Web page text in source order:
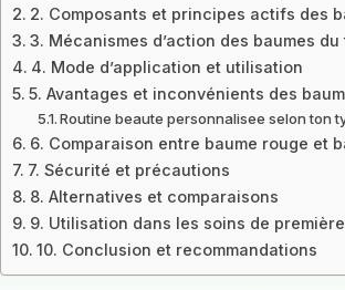
2. Composants et principes actifs des
3. Mécanismes d’action des baumes
4. Mode d’application et utilisation
5. Avantages et inconvénients des
Routine beaute personnalisee selon ton
6. Comparaison entre baume rouge et
7. Sécurité et précautions
8. Alternatives et comparaisons
9. Utilisation dans les soins de
10. Conclusion et recommandations